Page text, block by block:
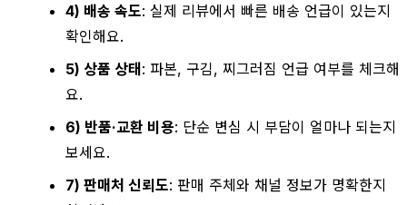
4) 배송 속도: 실제 리뷰에서 빠른 배송 언급이 있는지
확인해요.
5) 상품 상태: 파본, 구김, 찌그러짐 언급 여부를 체크해
요.
6) 반품·교환 비용: 단순 변심 시 부담이 얼마나 되는지
보세요.
7) 판매처 신뢰도: 판매 주체와 채널 정보가 명확한지